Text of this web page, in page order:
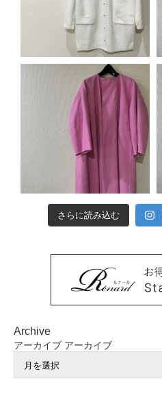
さらに読み込む
Archive
アーカイブ アーカイブ